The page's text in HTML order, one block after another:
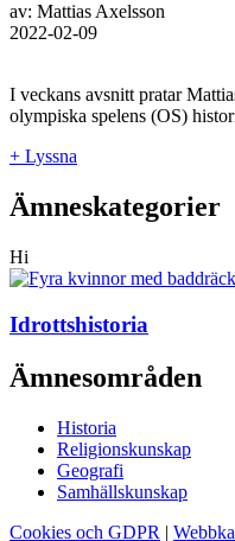
av: Mattias Axelsson
2022-02-09
I veckans avsnitt pratar
olympiska spelens (OS)
+ Lyssna
Ämneskategorier
Hi
Idrottshistoria
Ämnesområden
Historia
Religionskunskap
Geografi
Samhällskunskap
Cookies och GDPR |